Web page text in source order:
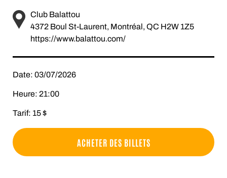
Club Balattou
4372 Boul St-Laurent, Montréal, QC H2W 1Z5
https://www.balattou.com/
Date: 03/07/2026
Heure: 21:00
Tarif: 15 $
ACHETER DES BILLETS